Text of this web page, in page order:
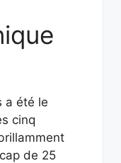
a été le
cinq
de 25